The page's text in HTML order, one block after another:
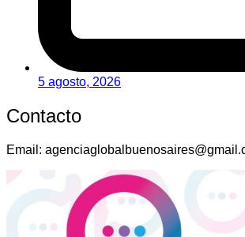
5 agosto, 2026
Contacto
Email: